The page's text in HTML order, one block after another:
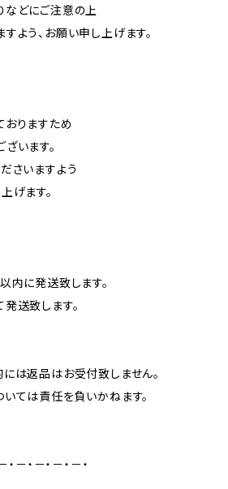
などにご注意の上
よう、お願い申し上げます。
りますため
います。
さいますよう
げます。
内に発送致します。
送致します。
は返品はお受付致しません。
ては責任を負いかねます。
・－・－・－・－・